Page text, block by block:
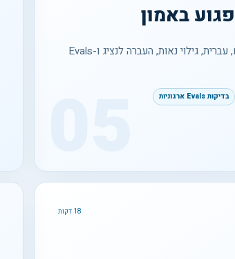
באמון
ארכיטקטורה, השהיה, הפרעות, הפעלת כלים, עברית, גילוי נאות, העברה לנציג ו-Evals
בדיקות Evals ארגוניות
18 דקות